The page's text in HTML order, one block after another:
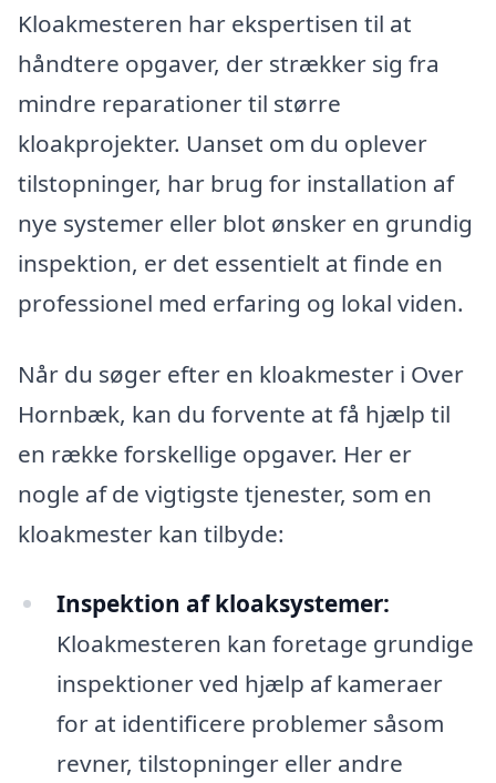
Kloakmesteren har ekspertisen til at
håndtere opgaver, der strækker sig fra
mindre reparationer til større
kloakprojekter. Uanset om du oplever
tilstopninger, har brug for installation af
nye systemer eller blot ønsker en grundig
inspektion, er det essentielt at finde en
professionel med erfaring og lokal viden.
Når du søger efter en kloakmester i Over
Hornbæk, kan du forvente at få hjælp til
en række forskellige opgaver. Her er
nogle af de vigtigste tjenester, som en
kloakmester kan tilbyde:
Inspektion af kloaksystemer:
Kloakmesteren kan foretage grundige
inspektioner ved hjælp af kameraer
for at identificere problemer såsom
revner, tilstopninger eller andre